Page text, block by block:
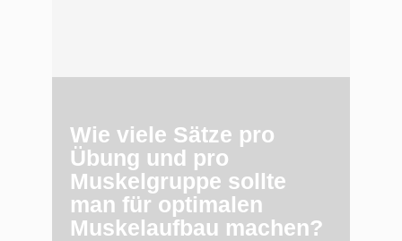
Wie viele Sätze pro
Übung und pro
Muskelgruppe sollte
man für optimalen
Muskelaufbau machen?